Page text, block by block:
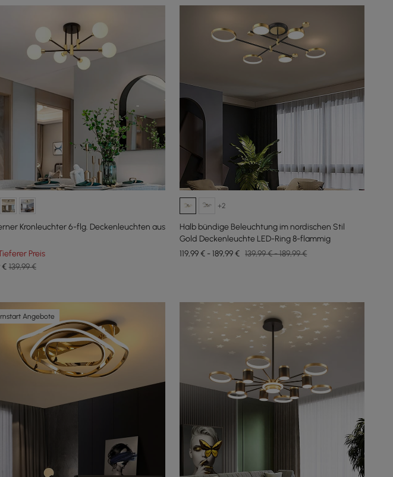
Kronleuchter 6-flg. Deckenleuchten aus
Preis
€ 139,99 €
+2
Halb bündige Beleuchtung im nordischen Stil
Gold Deckenleuchte LED-Ring 8-flammig
119,99 € - 189,99 € 139,99 € - 189,99 €
Angebote